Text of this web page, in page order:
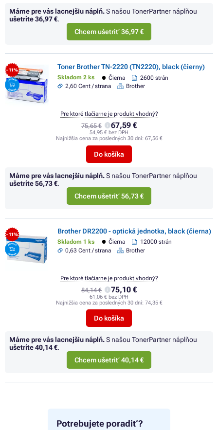
Potrebujete poradiť?
Máme pre vás lacnejšiu náplň.S našou TonerPartner náplňou
ušetríte36,97 €.
Chcem ušetriť 36,97 €
- 11% Toner Brother TN-2220 (TN2220), black (čierny)
Skladom 2 ks Čierna
2600 strán
2,60 Cent / strana
Brother
75,65 € 67,59 €
54,95 € bez DPH
Najnižšia cena za posledných 30 dní: 67,56 €
Do košíka
Pre ktoré tlačiarne je produkt vhodný?
Máme pre vás lacnejšiu náplň.S našou TonerPartner náplňou
ušetríte56,73 €.
Chcem ušetriť 56,73 €
- 11% Brother DR2200 - optická jednotka, black (čierna)
Skladom 1 ks Čierna
12000 strán
0,63 Cent / strana
Brother
84,14 € 75,10 €
61,06 € bez DPH
Najnižšia cena za posledných 30 dní: 74,35 €
Do košíka
Pre ktoré tlačiarne je produkt vhodný?
Máme pre vás lacnejšiu náplň.S našou TonerPartner náplňou
ušetríte40,14 €.
Chcem ušetriť 40,14 €